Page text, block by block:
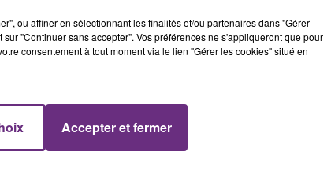
- 16h00
end Champagne FM
16h00 -
Le
ou affiner en sélectionnant les finalités et/ou partenaires dans "Gérer
"Continuer sans accepter". Vos préférences ne s'appliqueront que pour
consentement à tout moment via le lien "Gérer les cookies" situé en
Accepter et fermer